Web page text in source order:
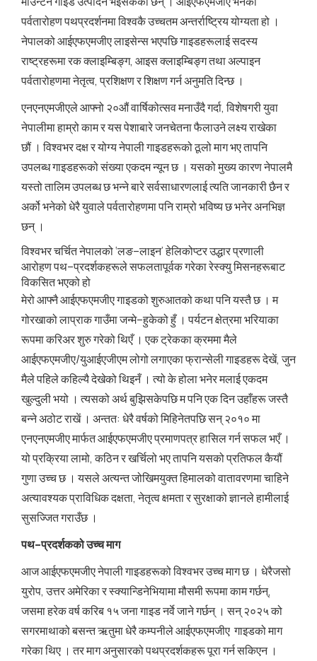
पर्वतारोहण पथप्रदर्शनमा विश्वकै उच्चतम अन्तर्राष्ट्रिय योग्यता हो ।
नेपालको आईएफएमजीए लाइसेन्स भएपछि गाइडहरूलाई सदस्य
राष्ट्रहरूमा रक क्लाइम्बिङ्ग, आइस क्लाइम्बिङ्ग तथा अल्पाइन
पर्वतारोहणमा नेतृत्व, प्रशिक्षण र शिक्षण गर्न अनुमति दिन्छ ।
एनएनएमजीएले आफ्नो २०औं वार्षिकोत्सव मनाउँदै गर्दा, विशेषगरी युवा
नेपालीमा हाम्रो काम र यस पेशाबारे जनचेतना फैलाउने लक्ष्य राखेका
छौं । विश्वभर दक्ष र योग्य नेपाली गाइडहरूको ठूलो माग भए तापनि
उपलब्ध गाइडहरूको संख्या एकदम न्यून छ । यसको मुख्य कारण नेपालमै
यस्तो तालिम उपलब्ध छ भन्ने बारे सर्वसाधारणलाई त्यति जानकारी छैन र
अर्को भनेको धेरै युवाले पर्वतारोहणमा पनि राम्रो भविष्य छ भनेर अनभिज्ञ
छन् ।
विश्वभर चर्चित नेपालको ‘लङ–लाइन’ हेलिकोप्टर उद्धार प्रणाली
आरोहण पथ–प्रदर्शकहरूले सफलतापूर्वक गरेका रेस्क्यु मिसनहरूबाट
विकसित भएको हो
मेरो आफ्नै आईएफएमजीए गाइडको शुरुआतको कथा पनि यस्तै छ । म
गोरखाको लाप्राक गाउँमा जन्मे–हुकेको हुँ । पर्यटन क्षेत्रमा भरियाका
रूपमा करिअर शुरु गरेको थिएँ । एक ट्रेकका क्रममा मैले
आईएफएमजीए/युआईएजीएम लोगो लगाएका फ्रान्सेली गाइडहरू देखें, जुन
मैले पहिले कहिल्यै देखेको थिइनँ । त्यो के होला भनेर मलाई एकदम
खुल्दुली भयो । त्यसको अर्थ बुझिसकेपछि म पनि एक दिन उहाँहरू जस्तै
बन्ने अठोट राखें । अन्तत: धेरै वर्षको मिहिनेतपछि सन् २०१० मा
एनएनएमजीए मार्फत आईएफएमजीए प्रमाणपत्र हासिल गर्न सफल भएँ ।
यो प्रक्रिया लामो, कठिन र खर्चिलो भए तापनि यसको प्रतिफल कैयौं
गुणा उच्च छ । यसले अत्यन्त जोखिमयुक्त हिमालको वातावरणमा चाहिने
अत्यावश्यक प्राविधिक दक्षता, नेतृत्व क्षमता र सुरक्षाको ज्ञानले हामीलाई
सुसज्जित गराउँछ ।
पथ–प्रदर्शकको उच्च माग
आज आईएफएमजीए नेपाली गाइडहरूको विश्वभर उच्च माग छ । धेरैजसो
युरोप, उत्तर अमेरिका र स्क्यान्डिनेभियामा मौसमी रूपमा काम गर्छन्,
जसमा हरेक वर्ष करिब १५ जना गाइड नर्वे जाने गर्छन् । सन् २०२५ को
सगरमाथाको बसन्त ऋतुमा धेरै कम्पनीले आईएफएमजीए गाइडको माग
गरेका थिए । तर माग अनुसारको पथप्रदर्शकहरू पूरा गर्न सकिएन ।